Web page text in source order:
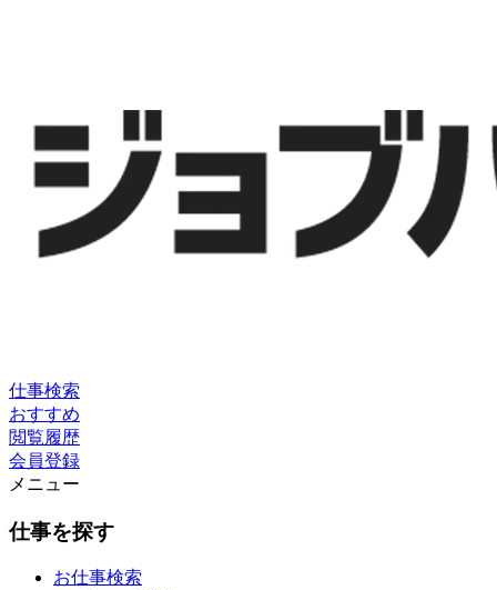
仕事検索
おすすめ
閲覧履歴
会員登録
メニュー
仕事を探す
お仕事検索